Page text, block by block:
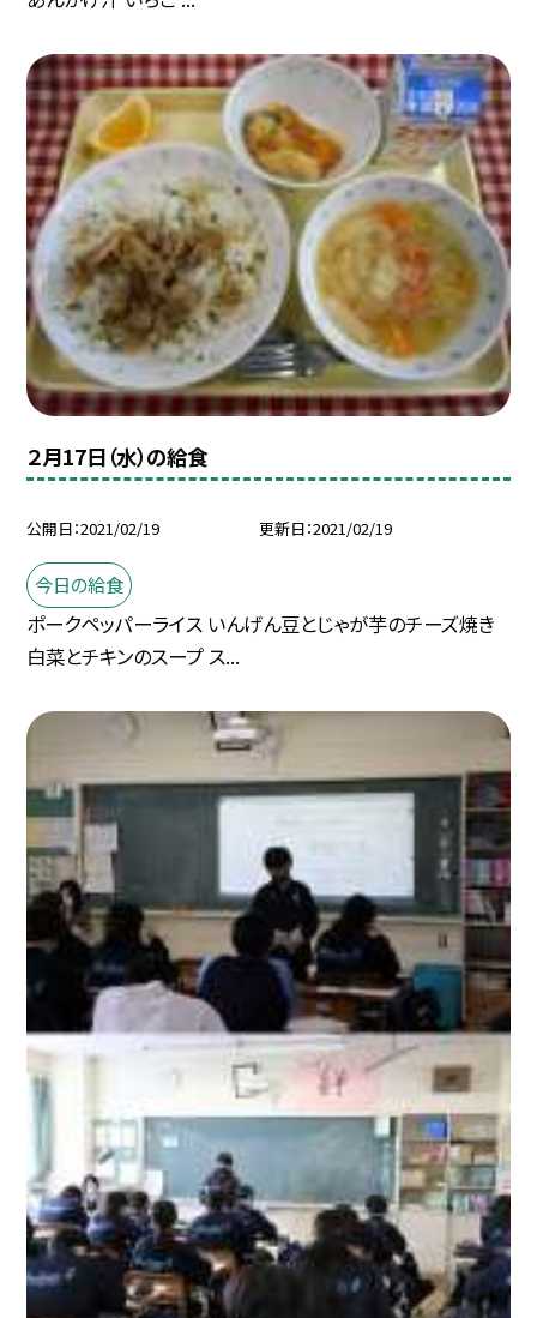
２月17日（水）の給食
公開日 2021/02/19 更新日 2021/02/19
今日の給食
ポークペッパーライス いんげん豆とじゃが芋のチーズ焼き
白菜とチキンのスープ ス...